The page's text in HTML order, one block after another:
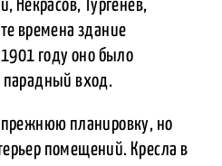
Некрасов, Тургенев,
времена здание
году оно было
парадный вход.
планировку, но
помещений. Кресла в